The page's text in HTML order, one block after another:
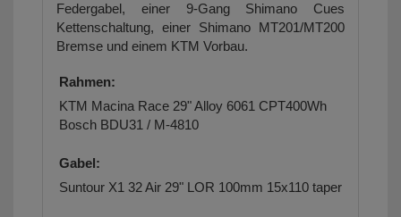
Federgabel, einer 9-Gang Shimano Cues
Kettenschaltung, einer Shimano MT201/MT200
Bremse und einem KTM Vorbau.
Rahmen:
KTM Macina Race 29" Alloy 6061 CPT400Wh
Bosch BDU31 / M-4810
Gabel:
Suntour X1 32 Air 29" LOR 100mm 15x110 taper